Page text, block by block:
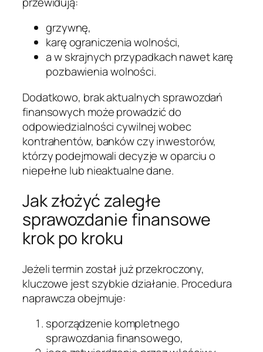
grzywnę,
karę ograniczenia wolności,
a w skrajnych przypadkach nawet karę
pozbawienia wolności.
Dodatkowo, brak aktualnych sprawozdań
finansowych może prowadzić do
odpowiedzialności cywilnej wobec
kontrahentów, banków czy inwestorów,
którzy podejmowali decyzje w oparciu o
niepełne lub nieaktualne dane.
Jak złożyć zaległe
sprawozdanie finansowe
krok po kroku
Jeżeli termin został już przekroczony,
kluczowe jest szybkie działanie. Procedura
naprawcza obejmuje:
sporządzenie kompletnego
sprawozdania finansowego,